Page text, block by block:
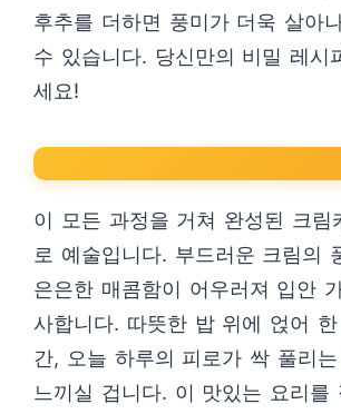
후추를 더하면 풍미가 더욱 살아
수 있습니다. 당신만의 비밀 레시
세요!
이 모든 과정을 거쳐 완성된 크림
로 예술입니다. 부드러운 크림의
은은한 매콤함이 어우러져 입안
사합니다. 따뜻한 밥 위에 얹어
간, 오늘 하루의 피로가 싹 풀리
느끼실 겁니다. 이 맛있는 요리를